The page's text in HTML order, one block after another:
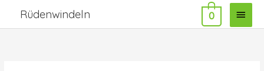
springen
Rüdenwindeln 0